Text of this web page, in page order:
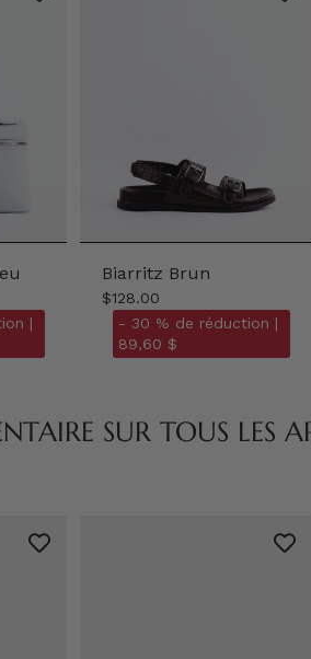
|
Biarritz Brun
$128.00
- 30 % de réduction |
89,60 $
SUR TOUS LES